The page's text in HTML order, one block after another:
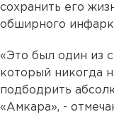
сохранить его
обширного
«Это был один из
который никогда
подбодрить
«Амкара», -